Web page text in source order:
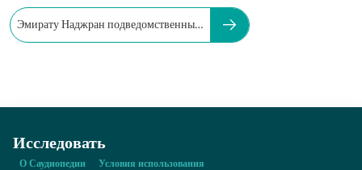
Эмирату Наджран подведомственны…
Исследовать
О Саудиопедии Условия использования